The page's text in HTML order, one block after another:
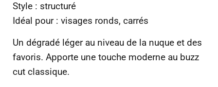
Style : structuré
Idéal pour : visages ronds, carrés
Un dégradé léger au niveau de la nuque et des
favoris. Apporte une touche moderne au buzz
cut classique.